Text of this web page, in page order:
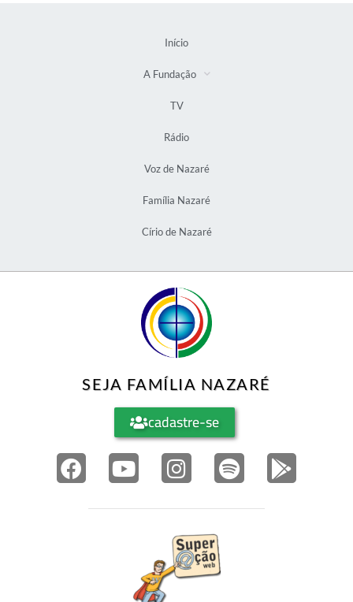
Início
A Fundação
TV
Rádio
Voz de Nazaré
Família Nazaré
Círio de Nazaré
SEJA FAMÍLIA NAZARÉ
cadastre-se